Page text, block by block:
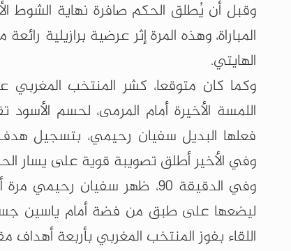
المباراة، وهذه المرة إثر عرضية
الهايتي.
وكما كان متوقعا، كشر المنتخب المغربي
اللمسة الأخيرة أمام المرمى، لحسم
فعلها البديل سفيان رحيمي، بتسجيل هدف
وفي الأخير أطلق تصويبة قوية على يسار
وفي الدقيقة 90، ظهر سفيان
ليضعها على طبق من فضة أمام ياسين
اللقاء بفوز المنتخب المغربي بأربعة أهداف